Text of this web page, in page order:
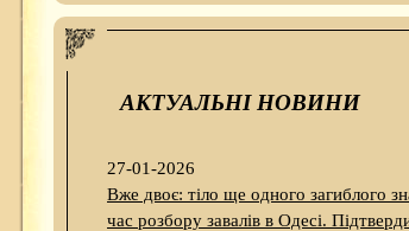
АКТУАЛЬНІ НОВИНИ
27-01-2026
Вже двоє: тіло ще одного загиблого
час розбору завалів в Одесі.